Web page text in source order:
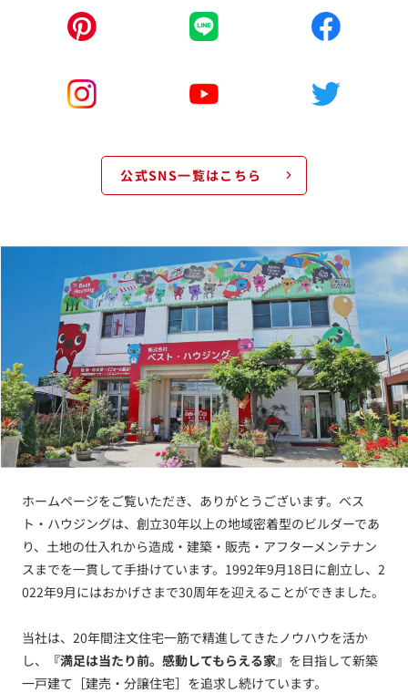
公式SNS一覧はこちら
ホームページをご覧いただき、ありがとうございます。ベス
ト・ハウジングは、創立30年以上の地域密着型のビルダーであ
り、土地の仕入れから造成・建築・販売・アフターメンテナン
スまでを一貫して手掛けています。1992年9月18日に創立し、2
022年9月にはおかげさまで30周年を迎えることができました。
当社は、20年間注文住宅一筋で精進してきたノウハウを活か
し、
『満足は当たり前。感動してもらえる家』 を目指して新築
一戸建て［建売・分譲住宅］を追求し続けています。